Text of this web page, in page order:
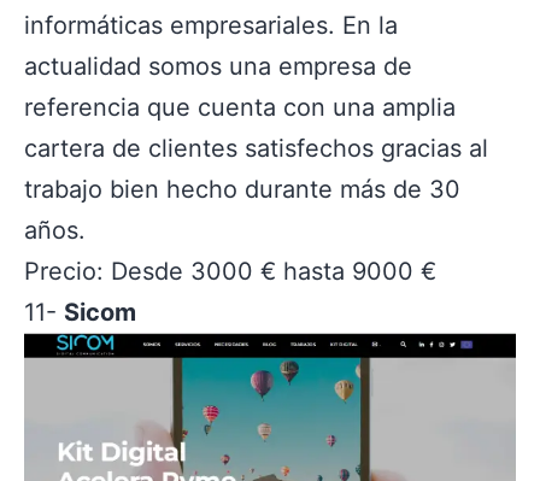
informáticas empresariales. En la
actualidad somos una empresa de
referencia que cuenta con una amplia
cartera de clientes satisfechos gracias al
trabajo bien hecho durante más de 30
años.
Precio: Desde 3000 € hasta 9000 €
11- Sicom